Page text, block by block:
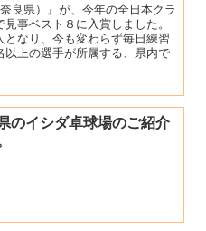
良県）』が、今年の全日本クラ
事ベスト８に入賞しました。
なり、今も変わらず毎日練習
上の選手が所属する、県内で
のイシダ卓球場のご紹介